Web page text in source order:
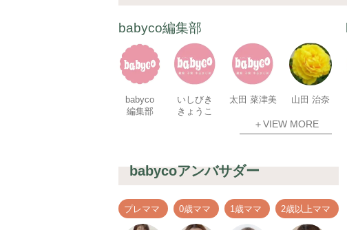
babyco編集部
babyco
編集部
いしびき
きょうこ
太田 菜津美 山田 治奈
＋VIEW MORE
babycoアンバサダー
プレママ 0歳ママ 1歳ママ 2歳以上ママ